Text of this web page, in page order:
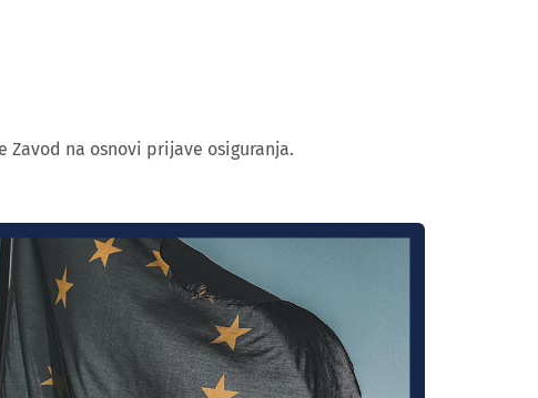
Zavod na osnovi prijave osiguranja.